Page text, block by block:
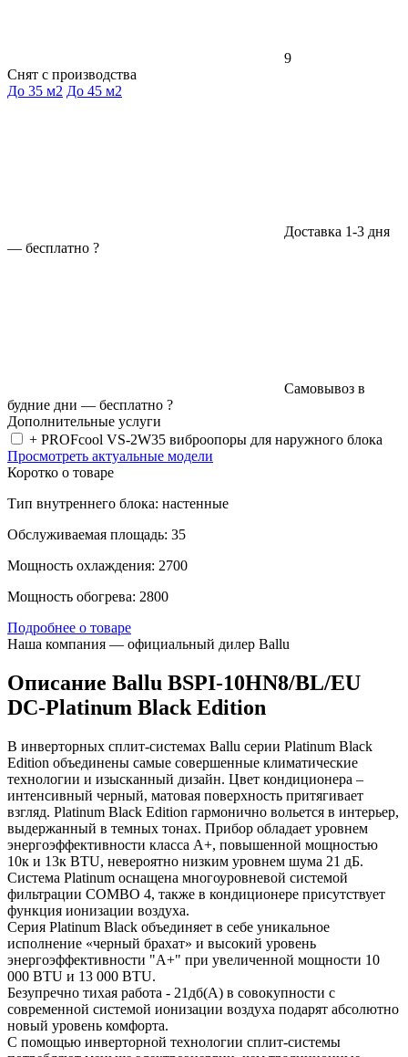
9
Снят с производства
До 35 м2 До 45 м2
Доставка 1-3 дня
— бесплатно ?
Самовывоз в
будние дни — бесплатно ?
Дополнительные услуги
+ PROFcool VS-2W35 виброопоры для наружного блока
Просмотреть актуальные модели
Коротко о товаре
Тип внутреннего блока: настенные
Обслуживаемая площадь: 35
Мощность охлаждения: 2700
Мощность обогрева: 2800
Подробнее о товаре
Наша компания — официальный дилер Ballu
Описание Ballu BSPI-10HN8/BL/EU
DC-Platinum Black Edition
В инверторных сплит-системах Ballu серии Platinum Black
Edition объединены самые совершенные климатические
технологии и изысканный дизайн. Цвет кондиционера –
интенсивный черный, матовая поверхность притягивает
взгляд. Platinum Black Edition гармонично вольется в интерьер,
выдержанный в темных тонах. Прибор обладает уровнем
энергоэффективности класса A+, повышенной мощностью
10к и 13к BTU, невероятно низким уровнем шума 21 дБ.
Система Platinum оснащена многоуровневой системой
фильтрации COMBO 4, также в кондиционере присутствует
функция ионизации воздуха.
Серия Platinum Black объединяет в себе уникальное
исполнение «черный брахат» и высокий уровень
энергоэффективности "А+" при увеличенной мощности 10
000 BTU и 13 000 BTU.
Безупречно тихая работа - 21дб(А) в совокупности с
современной системой ионизации воздуха подарят абсолютно
новый уровень комфорта.
С помощью инверторной технологии сплит-системы